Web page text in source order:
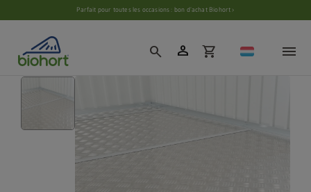
Paramètres des cookiesParfait pour toutes les occasions : bon d’achat Biohort ›
search person shopping_cart